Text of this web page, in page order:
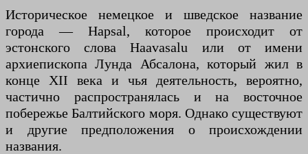
Историческое немецкое и шведское название
города — Hapsal, которое происходит от
эстонского слова Haavasalu или от имени
архиепископа Лунда Абсалона, который жил в
конце XII века и чья деятельность, вероятно,
частично распространялась и на восточное
побережье Балтийского моря. Однако существуют
и другие предположения о происхождении
названия.